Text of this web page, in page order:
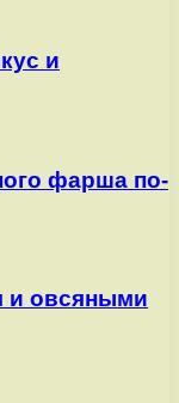
и
фарша по-
и овсяными